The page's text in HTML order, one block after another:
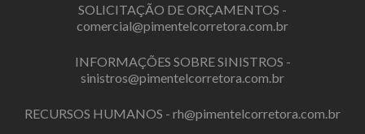
SOLICITAÇÃO DE ORÇAMENTOS -
comercial@pimentelcorretora.com.br
INFORMAÇÕES SOBRE SINISTROS -
sinistros@pimentelcorretora.com.br
RECURSOS HUMANOS - rh@pimentelcorretora.com.br